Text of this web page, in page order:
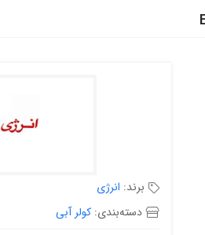
برند: انرژی
دسته‌بندی:کولر آبی